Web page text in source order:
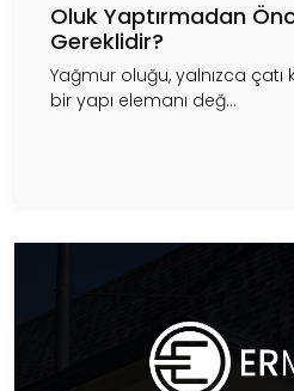
Oluk Yaptırmadan
Gereklidir?
Yağmur oluğu, yalnızca
bir yapı elemanı değ...